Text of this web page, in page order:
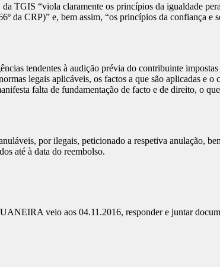
TGIS “viola claramente os princípios da igualdade
da CRP)” e, bem assim, “os princípios da confiança
tendentes à audição prévia do contribuinte
legais aplicáveis, os factos a que são aplicadas e
falta de fundamentação de facto e de direito, o
por ilegais, peticionado a respetiva anulação,
até à data do reembolso.
veio aos 04.11.2016, responder e juntar